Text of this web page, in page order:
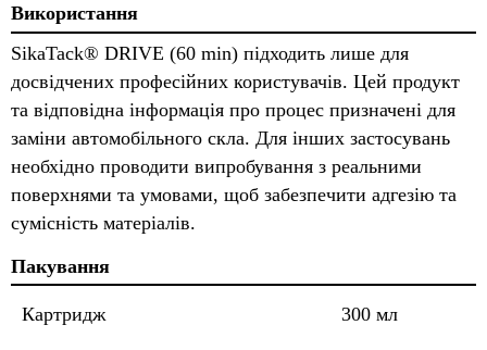
Використання
SikaTack® DRIVE (60 min) підходить лише для
досвідчених професійних користувачів. Цей продукт
та відповідна інформація про процес призначені для
заміни автомобільного скла. Для інших застосувань
необхідно проводити випробування з реальними
поверхнями та умовами, щоб забезпечити адгезію та
сумісність матеріалів.
Пакування
Картридж 300 мл